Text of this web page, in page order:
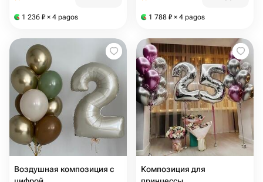
1 236 ₽ × 4 pagos 1 788 ₽ × 4 pagos
Воздушная композиция с
Композиция для